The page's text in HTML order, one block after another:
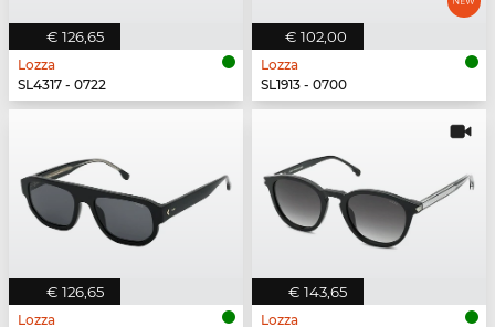
€ 126,65
Lozza
SL4317 - 0722
€ 102,00
Lozza
SL1913 - 0700
€ 126,65
Lozza
€ 143,65
Lozza